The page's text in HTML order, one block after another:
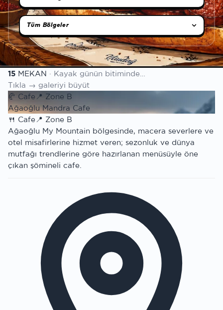
Bölge seçimi
Mekan listesi
15 MEKAN · Kayak günün bitiminde…
Tıkla → galeriyi büyüt
🥐 Cafe 📍 Zone B
Ağaoğlu Mandra Cafe
🍴 Cafe📍 Zone B
Ağaoğlu My Mountain bölgesinde, macera severlere ve
otel misafirlerine hizmet veren; sezonluk ve dünya
mutfağı trendlerine göre hazırlanan menüsüyle öne
çıkan şömineli cafe.